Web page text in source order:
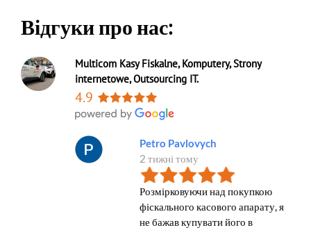
Відгуки про нас:
Multicom Kasy Fiskalne, Komputery, Strony
internetowe, Outsourcing IT.
4.9
Petro Pavlovych
2 тижні тому
Розмірковуючи над покупкою
фіскального касового апарату, я
не бажав купувати його в